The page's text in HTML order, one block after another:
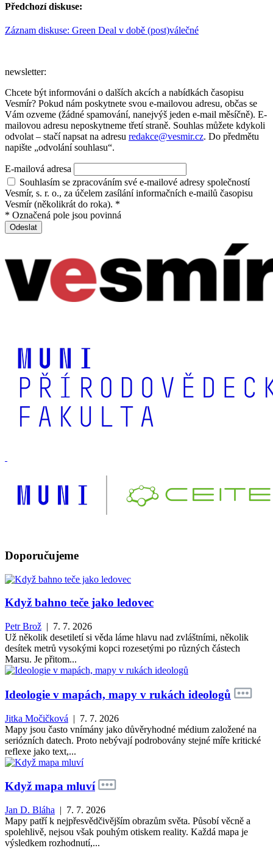
Předchozí diskuse:
Záznam diskuse: Green Deal v době (post)válečné
newsletter:
Chcete být informováni o dalších akcích a nabídkách časopisu
Vesmír? Pokud nám poskytnete svou e-mailovou adresu, občas se
Vám ozveme (žádné spamování, nanejvýš jeden e-mail měsíčně). E-
mailovou adresu neposkytneme třetí straně. Souhlas můžete kdykoli
odvolat – stačí napsat na adresu redakce@vesmir.cz. Do předmětu
napište „odvolání souhlasu“.
E-mailová adresa
Souhlasím se zpracováním své e-mailové adresy společností
Vesmír, s. r. o., za účelem zasílání informačních e-mailů časopisu
Vesmír (několikrát do roka). *
* Označená pole jsou povinná
Doporučujeme
Když bahno teče jako ledovec
Petr Brož | 7. 7. 2026
Už několik desetiletí si věda láme hlavu nad zvláštními, několik
desítek metrů vysokými kopci rozesetými po různých částech
Marsu. Je přitom...
Ideologie v mapách, mapy v rukách ideologů
Jitka Močičková | 7. 7. 2026
Mapy jsou často vnímány jako důvěryhodné médium založené na
seriózních datech. Proto nebývají podrobovány stejné míře kritické
reflexe jako text,...
Když mapa mluví
Jan D. Bláha | 7. 7. 2026
Mapy patří k nejpřesvědčivějším obrazům světa. Působí věcně a
spolehlivě, nejsou však pouhým otiskem reality. Každá mapa je
výsledkem rozhodnutí,...